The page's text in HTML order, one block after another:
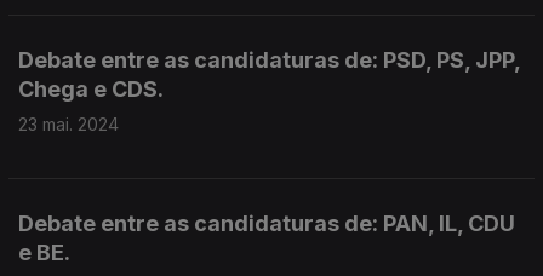
Debate entre as candidaturas de: PSD, PS, JPP,
Chega e CDS.
23 mai. 2024
Debate entre as candidaturas de: PAN, IL, CDU
e BE.